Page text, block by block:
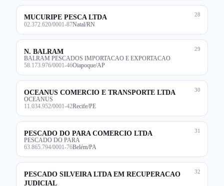
28
MUCURIPE PESCA LTDA
02.372.620/0001-87Natal/RN
29
N. BALRAM
BALRAM PESCADOS IMPORTACAO E EXPORTACAO
58.173.976/0001-46Oiapoque/AP
30
OCEANUS COMERCIO E TRANSPORTE LTDA
OCEANUS
11.034.952/0001-42Recife/PE
31
PESCADO DO PARA COMERCIO LTDA
PESCADO DO PARA
63.865.794/0001-76Belém/PA
32
PESCADO SILVEIRA LTDA EM RECUPERACAO
JUDICIAL